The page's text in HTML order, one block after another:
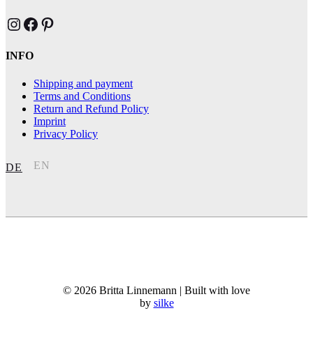
Brittas Kunst Instagram
Brittas Kunst bei Facebook
Brittas Kunst at Pinterest
INFO
Shipping and payment
Terms and Conditions
Return and Refund Policy
Imprint
Privacy Policy
DE EN
© 2026 Britta Linnemann | Built with love
by silke